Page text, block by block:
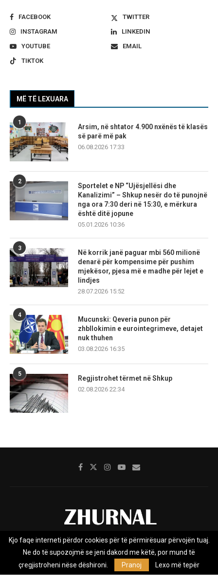
FACEBOOK
TWITTER
INSTAGRAM
LINKEDIN
YOUTUBE
EMAIL
TIKTOK
MË TË LEXUARA
1
Arsim, në shtator 4.900 nxënës të klasës
së parë më pak
06.08.2026 17:33
2
Sportelet e NP “Ujësjellësi dhe
Kanalizimi” – Shkup nesër do të punojnë
nga ora 7:30 deri në 15:30, e mërkura
është ditë jopune
05.01.2026 10:36
3
Në korrik janë paguar mbi 560 milionë
denarë për kompensime për pushim
mjekësor, pjesa më e madhe për lejet e
lindjes
28.07.2026 15:52
4
Mucunski: Qeveria punon për
zhbllokimin e eurointegrimeve, detajet
nuk thuhen
03.08.2026 16:35
5
Regjistrohet tërmet në Shkup
02.08.2026 22:34
Rreth nesh Impresumi Marketing
Kontakt
Privacy Policy
Zhurnal.mk është Agjenci e Lajmeve e pavarur, e themeluar në vitin
Kjo faqe interneti përdor cookies për të përmirësuar përvojën tuaj.
Ne do të supozojmë se jeni dakord me këtë, por mund të
çregjistroheni nëse dëshironi.
Pranoj Lexo më tepër